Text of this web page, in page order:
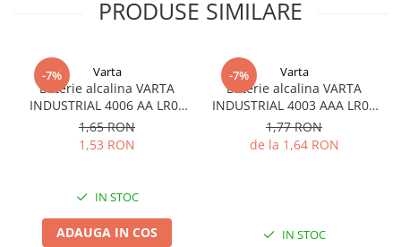
PRODUSE SIMILARE
-7% Varta
Baterie alcalina VARTA
INDUSTRIAL 4006 AA LR06
1.5V bulk
1,65 RON
1,53 RON
IN STOC
ADAUGA IN COS
-7% Varta
Baterie alcalina VARTA
INDUSTRIAL 4003 AAA LR03
1.5V
1,77 RON
de la 1,64 RON
IN STOC